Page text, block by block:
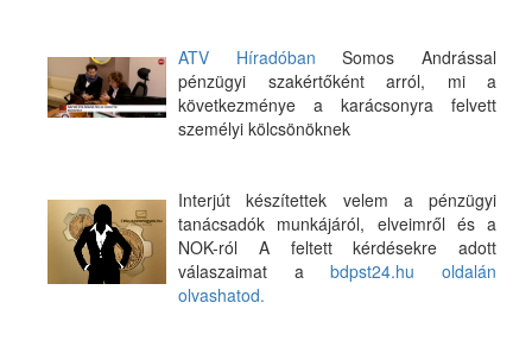
ATV Híradóban Somos Andrással
pénzügyi szakértőként arról, mi a
következménye a karácsonyra felvett
személyi kölcsönöknek
Interjút készítettek velem a pénzügyi
tanácsadók munkájáról, elveimről és a
NOK-ról A feltett kérdésekre adott
válaszaimat abdpst24.hu oldalán
olvashatod.